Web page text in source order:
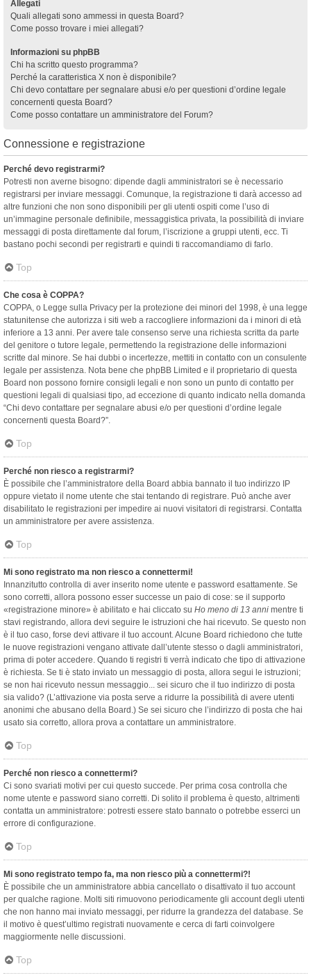
Allegati
Quali allegati sono ammessi in questa Board?
Come posso trovare i miei allegati?
Informazioni su phpBB
Chi ha scritto questo programma?
Perché la caratteristica X non è disponibile?
Chi devo contattare per segnalare abusi e/o per questioni d’ordine legale
concernenti questa Board?
Come posso contattare un amministratore del Forum?
Connessione e registrazione
Perché devo registrarmi?
Potresti non averne bisogno: dipende dagli amministratori se è necessario
registrarsi per inviare messaggi. Comunque, la registrazione ti darà accesso ad
altre funzioni che non sono disponibili per gli utenti ospiti come l’uso di
un’immagine personale definibile, messaggistica privata, la possibilità di inviare
messaggi di posta direttamente dal forum, l’iscrizione a gruppi utenti, ecc. Ti
bastano pochi secondi per registrarti e quindi ti raccomandiamo di farlo.
Top
Che cosa è COPPA?
COPPA, o Legge sulla Privacy per la protezione dei minori del 1998, è una legge
statunitense che autorizza i siti web a raccogliere informazioni da i minori di età
inferiore a 13 anni. Per avere tale consenso serve una richiesta scritta da parte
del genitore o tutore legale, permettendo la registrazione delle informazioni
scritte dal minore. Se hai dubbi o incertezze, mettiti in contatto con un consulente
legale per assistenza. Nota bene che phpBB Limited e il proprietario di questa
Board non possono fornire consigli legali e non sono un punto di contatto per
questioni legali di qualsiasi tipo, ad eccezione di quanto indicato nella domanda
“Chi devo contattare per segnalare abusi e/o per questioni d’ordine legale
concernenti questa Board?”.
Top
Perché non riesco a registrarmi?
È possibile che l’amministratore della Board abbia bannato il tuo indirizzo IP
oppure vietato il nome utente che stai tentando di registrare. Può anche aver
disabilitato le registrazioni per impedire ai nuovi visitatori di registrarsi. Contatta
un amministratore per avere assistenza.
Top
Mi sono registrato ma non riesco a connettermi!
Innanzitutto controlla di aver inserito nome utente e password esattamente. Se
sono corretti, allora possono esser successe un paio di cose: se il supporto
«registrazione minore» è abilitato e hai cliccato su Ho meno di 13 anni mentre ti
stavi registrando, allora devi seguire le istruzioni che hai ricevuto. Se questo non
è il tuo caso, forse devi attivare il tuo account. Alcune Board richiedono che tutte
le nuove registrazioni vengano attivate dall’utente stesso o dagli amministratori,
prima di poter accedere. Quando ti registri ti verrà indicato che tipo di attivazione
è richiesta. Se ti è stato inviato un messaggio di posta, allora segui le istruzioni;
se non hai ricevuto nessun messaggio... sei sicuro che il tuo indirizzo di posta
sia valido? (L’attivazione via posta serve a ridurre la possibilità di avere utenti
anonimi che abusano della Board.) Se sei sicuro che l’indirizzo di posta che hai
usato sia corretto, allora prova a contattare un amministratore.
Top
Perché non riesco a connettermi?
Ci sono svariati motivi per cui questo succede. Per prima cosa controlla che
nome utente e password siano corretti. Di solito il problema è questo, altrimenti
contatta un amministratore: potresti essere stato bannato o potrebbe esserci un
errore di configurazione.
Top
Mi sono registrato tempo fa, ma non riesco più a connettermi?!
È possibile che un amministratore abbia cancellato o disattivato il tuo account
per qualche ragione. Molti siti rimuovono periodicamente gli account degli utenti
che non hanno mai inviato messaggi, per ridurre la grandezza del database. Se
il motivo è quest’ultimo registrati nuovamente e cerca di farti coinvolgere
maggiormente nelle discussioni.
Top